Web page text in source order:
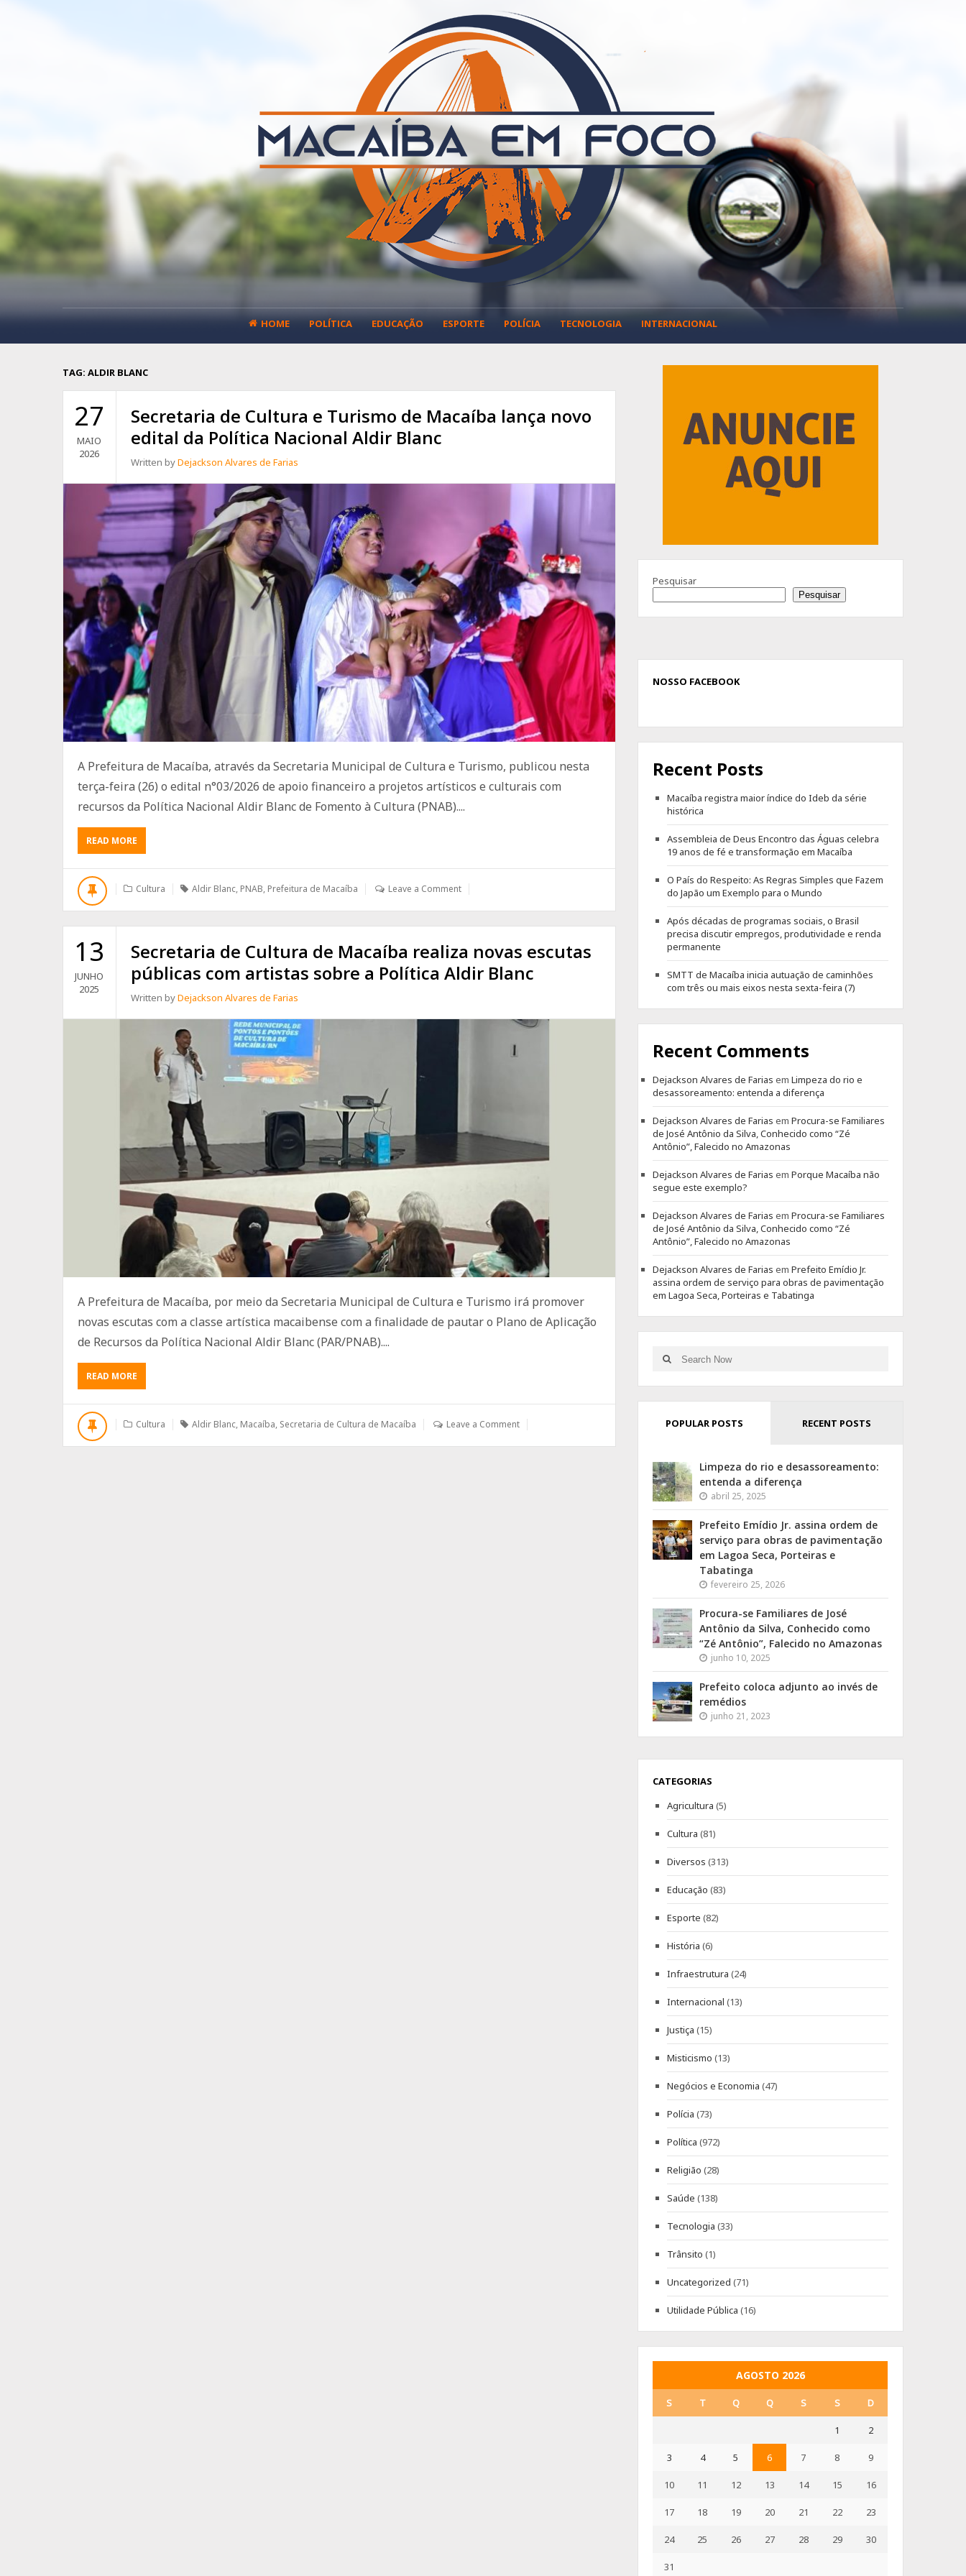
HOME POLÍTICA EDUCAÇÃO ESPORTE POLÍCIA TECNOLOGIA INTERNACIONAL
TAG: ALDIR BLANC
27
MAIO
2026
Secretaria de Cultura e Turismo de Macaíba lança novo
edital da Política Nacional Aldir Blanc
Written byDejackson Alvares de Farias
A Prefeitura de Macaíba, através da Secretaria Municipal de Cultura e Turismo, publicou nesta
terça-feira (26) o edital n°03/2026 de apoio financeiro a projetos artísticos e culturais com
recursos da Política Nacional Aldir Blanc de Fomento à Cultura (PNAB)....
READ MORE
SECRETARIA
DE
CULTURA
E
TURISMO
LANÇA
EDITAL
POLÍTICA
NACIONAL
BLANC
Cultura Aldir Blanc, PNAB, Prefeitura de Macaíba Leave a Comment
13
JUNHO
2025
Secretaria de Cultura de Macaíba realiza novas escutas
públicas com artistas sobre a Política Aldir Blanc
Written byDejackson Alvares de Farias
A Prefeitura de Macaíba, por meio da Secretaria Municipal de Cultura e Turismo irá promover
novas escutas com a classe artística macaibense com a finalidade de pautar o Plano de Aplicação
de Recursos da Política Nacional Aldir Blanc (PAR/PNAB)....
READ MORE
SECRETARIA
DE
CULTURA
DE
MACAÍBA
Cultura Aldir Blanc, Macaíba, Secretaria de Cultura de Macaíba Leave a Comment
Pesquisar
Pesquisar
NOSSO FACEBOOK
Recent Posts
Macaíba registra maior índice do Ideb da série
histórica
Assembleia de Deus Encontro das Águas celebra
19 anos de fé e transformação em Macaíba
O País do Respeito: As Regras Simples que Fazem
do Japão um Exemplo para o Mundo
Após décadas de programas sociais, o Brasil
precisa discutir empregos, produtividade e renda
permanente
SMTT de Macaíba inicia autuação de caminhões
com três ou mais eixos nesta sexta-feira (7)
Recent Comments
Dejackson Alvares de Farias emLimpeza do rio e
desassoreamento: entenda a diferença
Dejackson Alvares de Farias emProcura-se Familiares
de José Antônio da Silva, Conhecido como “Zé
Antônio”, Falecido no Amazonas
Dejackson Alvares de Farias emPorque Macaíba não
segue este exemplo?
Dejackson Alvares de Farias emProcura-se Familiares
de José Antônio da Silva, Conhecido como “Zé
Antônio”, Falecido no Amazonas
Dejackson Alvares de Farias emPrefeito Emídio Jr.
assina ordem de serviço para obras de pavimentação
em Lagoa Seca, Porteiras e Tabatinga
Search
for:
Search
POPULAR POSTS RECENT POSTS
Limpeza do rio e desassoreamento:
entenda a diferença
abril 25, 2025
Prefeito Emídio Jr. assina ordem de
serviço para obras de pavimentação
em Lagoa Seca, Porteiras e
Tabatinga
fevereiro 25, 2026
Procura-se Familiares de José
Antônio da Silva, Conhecido como
“Zé Antônio”, Falecido no Amazonas
junho 10, 2025
Prefeito coloca adjunto ao invés de
remédios
junho 21, 2023
CATEGORIAS
Agricultura (5)
Cultura (81)
Diversos (313)
Educação (83)
Esporte (82)
História (6)
Infraestrutura (24)
Internacional (13)
Justiça (15)
Misticismo (13)
Negócios e Economia (47)
Polícia (73)
Política (972)
Religião (28)
Saúde (138)
Tecnologia (33)
Trânsito (1)
Uncategorized (71)
Utilidade Pública (16)
AGOSTO 2026
S T Q Q S S D
1 2
3 4 5 6 7 8 9
10 11 12 13 14 15 16
17 18 19 20 21 22 23
24 25 26 27 28 29 30
31